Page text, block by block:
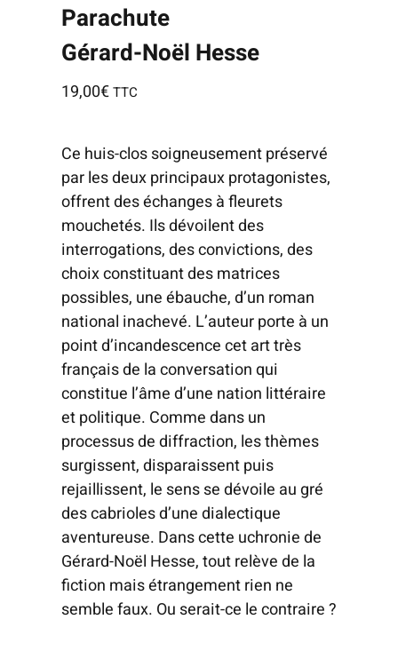
Parachute
Gérard-Noël Hesse
19,00€TTC
Ce huis-clos soigneusement préservé
par les deux principaux protagonistes,
offrent des échanges à fleurets
mouchetés. Ils dévoilent des
interrogations, des convictions, des
choix constituant des matrices
possibles, une ébauche, d’un roman
national inachevé. L’auteur porte à un
point d’incandescence cet art très
français de la conversation qui
constitue l’âme d’une nation littéraire
et politique. Comme dans un
processus de diffraction, les thèmes
surgissent, disparaissent puis
rejaillissent, le sens se dévoile au gré
des cabrioles d’une dialectique
aventureuse. Dans cette uchronie de
Gérard-Noël Hesse, tout relève de la
fiction mais étrangement rien ne
semble faux. Ou serait-ce le contraire ?